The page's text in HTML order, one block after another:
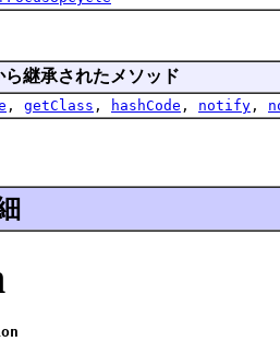
ら継承されたメソッド
, getClass , hashCode , notify ,